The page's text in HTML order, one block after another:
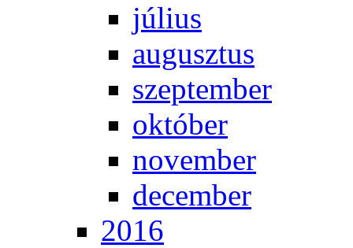
jú­li­us
au­gusz­tus
szep­tem­ber
ok­tó­ber
no­vem­ber
de­cem­ber
2016